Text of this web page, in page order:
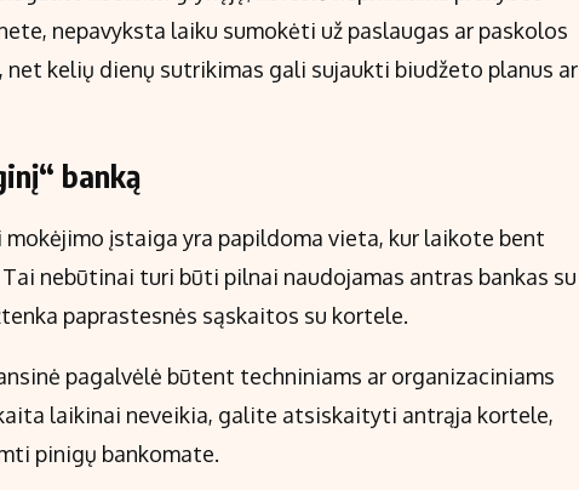
nepavyksta laiku sumokėti už paslaugas ar paskolos
kelių dienų sutrikimas gali sujaukti biudžeto planus ar
banką
įstaiga yra papildoma vieta, kur laikote bent
nebūtinai turi būti pilnai naudojamas antras bankas su
paprastesnės sąskaitos su kortele.
pagalvėlė būtent techniniams ar organizaciniams
laikinai neveikia, galite atsiskaityti antrąja kortele,
pinigų bankomate.